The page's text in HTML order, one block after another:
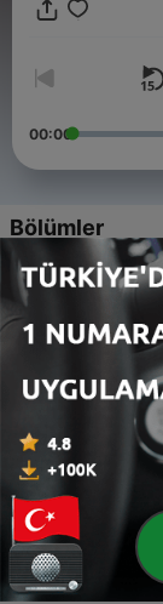
00:00
Bölümler
4 - AI, Bob
AI
07 Şub 2025
2 - AI and
07 Şub 2025
1 - AI and
07 Şub 2025